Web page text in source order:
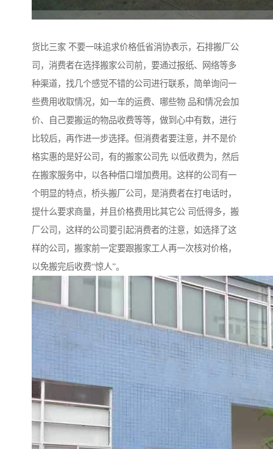
货比三家 不要一味追求价格低省消协表示，石排搬厂公
司，消费者在选择搬家公司前，要通过报纸、网络等多
种渠道，找几个感觉不错的公司进行联系，简单询问一
些费用收取情况，如一车的运费、哪些物 品和情况会加
价、自己要搬运的物品收费等等，做到心中有数，进行
比较后，再作进一步选择。但消费者要注意，并不是价
格实惠的是好公司，有的搬家公司先 以低收费为，然后
在搬家服务中，以各种借口增加费用。这样的公司有一
个明显的特点，桥头搬厂公司，是消费者在打电话时，
提什么要求商量，并且价格费用比其它公 司低得多，搬
厂公司，这样的公司要引起消费者的注意，如选择了这
样的公司，搬家前一定要跟搬家工人再一次核对价格，
以免搬完后收费“惊人”。